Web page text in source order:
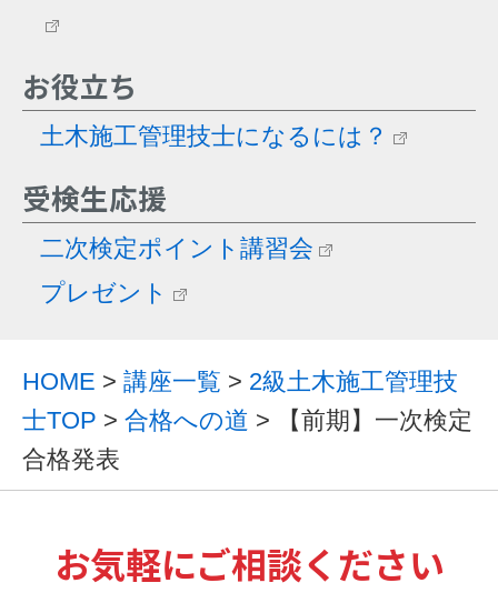
お役立ち
土木施工管理技士になるには？
受検生応援
二次検定ポイント講習会
プレゼント
HOME > 講座一覧 > 2級土木施工管理技
士TOP > 合格への道 > 【前期】一次検定
合格発表
お気軽にご相談ください